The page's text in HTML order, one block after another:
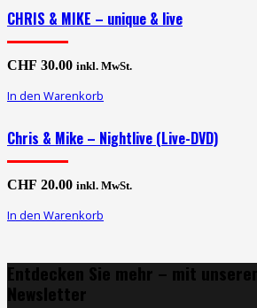
CHRIS & MIKE – unique & live
CHF 30.00 inkl. MwSt.
In den Warenkorb
Chris & Mike – Nightlive (Live-DVD)
CHF 20.00 inkl. MwSt.
In den Warenkorb
Entdecken Sie mehr – mit
Newsletter